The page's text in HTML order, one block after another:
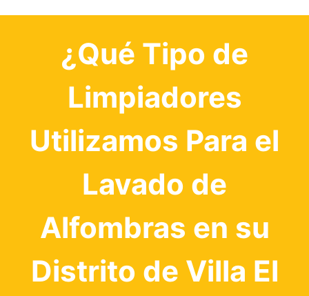
¿Qué Tipo de
Limpiadores
Utilizamos Para el
Lavado de
Alfombras en su
Distrito de Villa El